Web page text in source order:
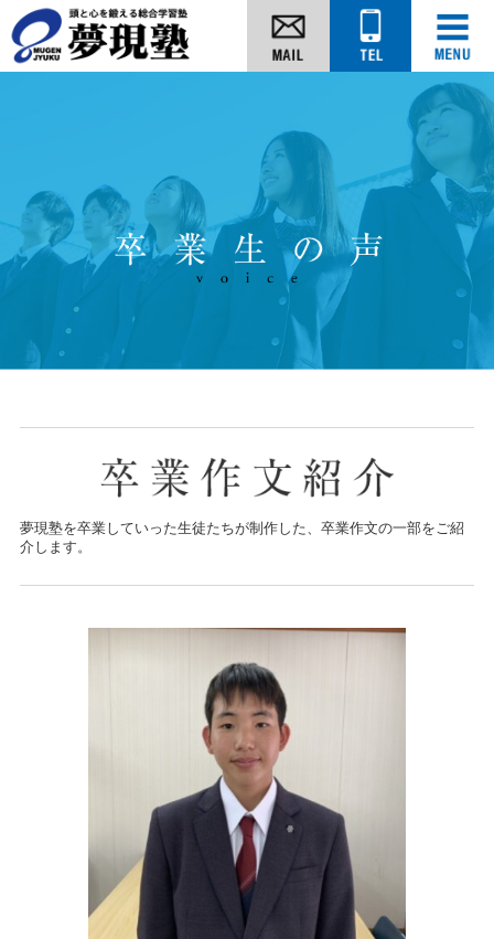
夢現塾を卒業していった生徒たちが制作した、卒業作文の一部をご紹
介します。